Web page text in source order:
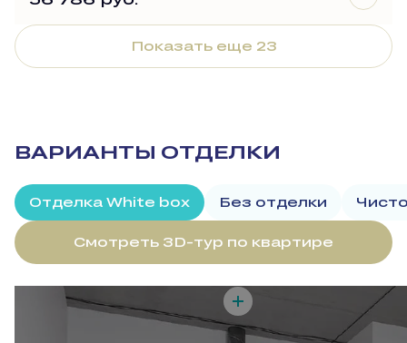
Показать еще 23
ВАРИАНТЫ ОТДЕЛКИ
Отделка White box Без отделки
Смотреть 3D-тур по квартире